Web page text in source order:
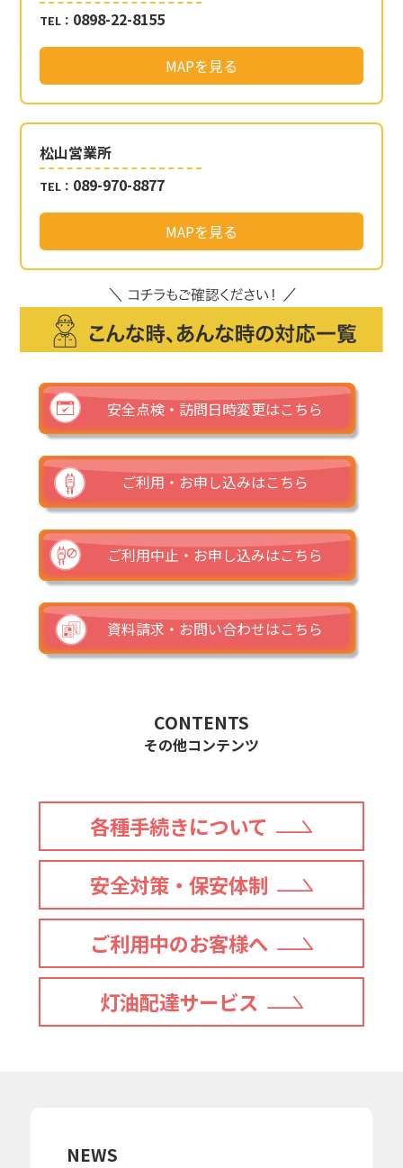
TEL： 0898-22-8155
MAPを見る
松山営業所
TEL： 089-970-8877
MAPを見る
安全点検・訪問日時変更はこちら
ご利用・お申し込みはこちら
ご利用中止・お申し込みはこちら
資料請求・お問い合わせはこちら
CONTENTS
その他コンテンツ
各種手続きについて
安全対策・保安体制
ご利用中のお客様へ
灯油配達サービス
NEWS